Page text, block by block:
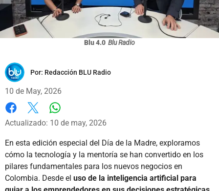
Blu 4.0 Blu Radio
Por: Redacción BLU Radio
10 de May, 2026
Facebook
X
Actualizado: 10 de may, 2026
En esta edición especial del Día de la Madre, exploramos
cómo la tecnología y la mentoría se han convertido en los
pilares fundamentales para los nuevos negocios en
Colombia. Desde el uso de la inteligencia artificial para